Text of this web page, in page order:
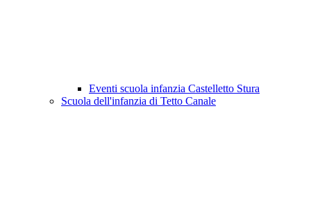
Eventi scuola infanzia Castelletto Stura
Scuola dell'infanzia di Tetto Canale